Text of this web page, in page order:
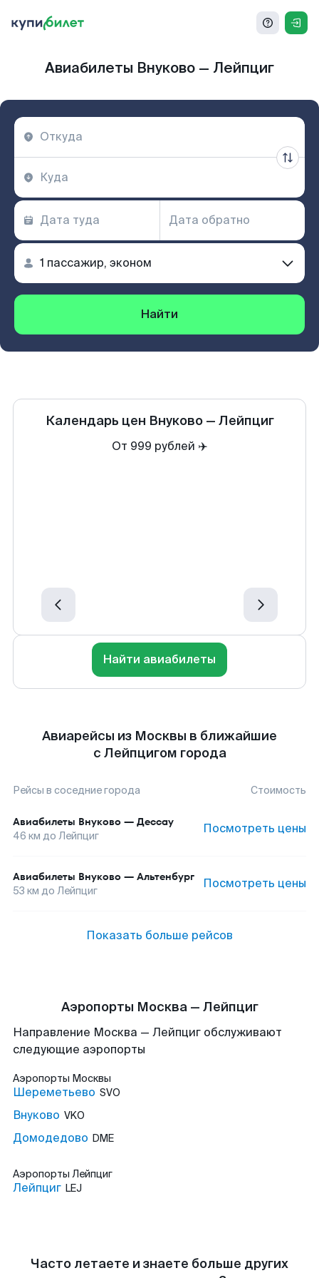
Авиабилеты Внуково — Лейпциг
Найти
Календарь цен Внуково— Лейпциг
От 999 рублей ✈️
Найти авиабилеты
Авиарейсы из Москвы в ближайшие
с Лейпцигом города
Рейсы в соседние города Стоимость
Авиабилеты Внуково — Дессау
46 км до Лейпциг Посмотреть цены
Авиабилеты Внуково — Альтенбург
53 км до Лейпциг Посмотреть цены
Показать больше рейсов
Аэропорты Москва — Лейпциг
Направление Москва — Лейпциг обслуживают
следующие аэропорты
Аэропорты Москвы
Шереметьево SVO
Внуково VKO
Домодедово DME
Аэропорты Лейпциг
Лейпциг LEJ
Часто летаете и знаете больше других